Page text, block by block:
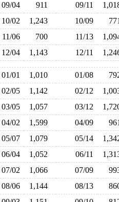
09/04 911 09/11
10/02 1,243 10/09
11/06 700 11/13
12/04 1,143 12/11
01/01 1,010 01/08
02/05 1,142 02/12
03/05 1,057 03/12
04/02 1,599 04/09
05/07 1,079 05/14
06/04 1,052 06/11
07/02 1,066 07/09
08/06 1,144 08/13